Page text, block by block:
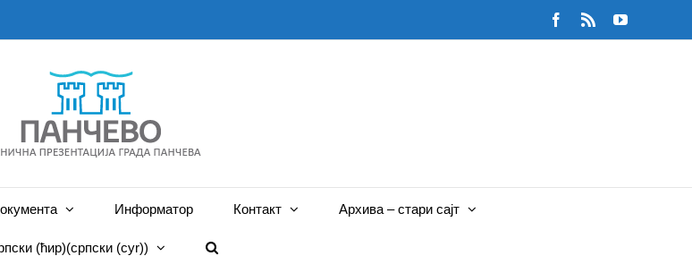
Facebook
Rss YouTube
Информатор Контакт Архива – стари сајт
(ћир)(српски (cyr))